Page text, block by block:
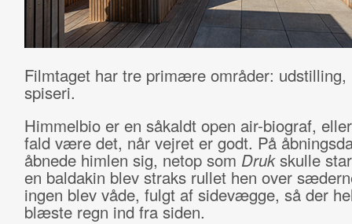
Filmtaget har tre primære områder: udstilling,
spiseri.
Himmelbio er en såkaldt open air-biograf,
fald være det, når vejret er godt. På
åbnede himlen sig, netop som Drukskulle
en baldakin blev straks rullet hen over
ingen blev våde, fulgt af sidevægge, så der
blæste regn ind fra siden.